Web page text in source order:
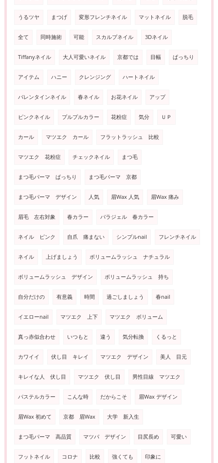
うるツヤ まつげ 変形フレンチネイル マットネイル 脱毛
全て 同時施術 可能 スカルプネイル 3Dネイル
Tiffanyネイル 大人可愛いネイル 京都では 目幅 ぱっちり
アイテム ハニー クレンジング ハートネイル
バレンタインネイル 春ネイル お花ネイル アップ
ピンクネイル プルプルカラー 花粉症 気分 ＵＰ
カール マツエク カール フラットラッシュ 比較
マツエク 花粉症 チェックネイル まつ毛
まつ毛パーマ ぱっちり まつ毛パーマ 京都
まつ毛パーマ デザイン 人気 眉Wax 人気 眉Wax 痛み
眉毛 左右対象 春カラー パラジェル 春カラー
ネイル ピンク 自爪 痛まない シンプルnail フレンチネイル
ネイル 上げましょう ボリュームラッシュ ナチュラル
ボリュームラッシュ デザイン ボリュームラッシュ 持ち
自分だけの 有意義 時間 過ごしましょう 春nail
イエローnail マツエク 上下 マツエク ボリューム
真っ赤似合わせ いつもと 違う 気分転換 くるっと
カワイイ 伏し目 キレイ マツエク デザイン 美人 目元
キレイな人 伏し目 マツエク 伏し目 男性目線 マツエク
パステルカラー こんな時 だからこそ 眉Wax デザイン
眉Wax 初めて 京都 眉Wax 大学 新入生
まつ毛パーマ 高品質 マツパ デザイン 目尻長め 可愛い
フットネイル コロナ 比較 強くても 印象に